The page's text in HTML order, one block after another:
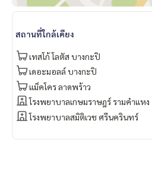
#krungthepkreetha #กรุงเทพกรีฑา
สถานที่ใกล้เคียง
เทสโก้ โลตัส บางกะปิ
เดอะมอลล์ บางกะปิ
แม็คโคร ลาดพร้าว
โรงพยาบาลเกษมราษฎร์ รามคำแหง
โรงพยาบาลสมิติเวช ศรีนครินทร์